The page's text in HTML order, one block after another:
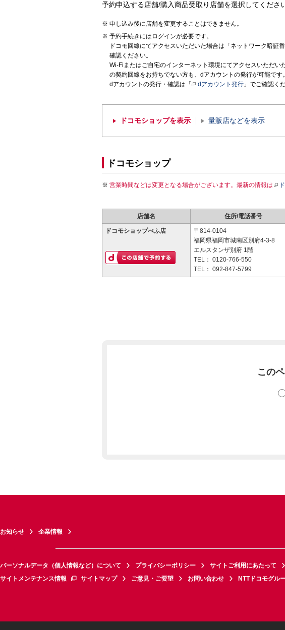
予約申込する店舗/購入商品受取り店舗を選択してください
申し込み後に店舗を変更することはできません。
予約手続きにはログインが必要です。
ドコモ回線にてアクセスいただいた場合は「ネットワーク暗証
確認ください。
Wi-Fiまたはご自宅のインターネット環境にてアクセスいただ
の契約回線をお持ちでない方も、dアカウントの発行が可能です。
dアカウントの発行・確認は「
dアカウント発行 」でご確認く
ドコモショップを表示 量販店などを表示
ドコモショップ
営業時間などは変更となる場合がございます。最新の情報は
店舗名 住所/電話番号
ドコモショップべふ店
〒814-0104
福岡県福岡市城南区別府4-3-8
エルスタンザ別府 1階
TEL： 0120-766-550
TEL： 092-847-5799
この
お知らせ 企業情報
パーソナルデータ（個人情報など）について プライバシーポリシー サイトご利用にあたって
サイトメンテナンス情報
サイトマップ ご意見・ご要望 お問い合わせ NTTドコモグル